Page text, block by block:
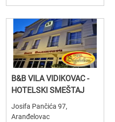
B&B VILA VIDIKOVAC -
HOTELSKI SMEŠTAJ
Josifa Pančića 97,
Aranđelovac